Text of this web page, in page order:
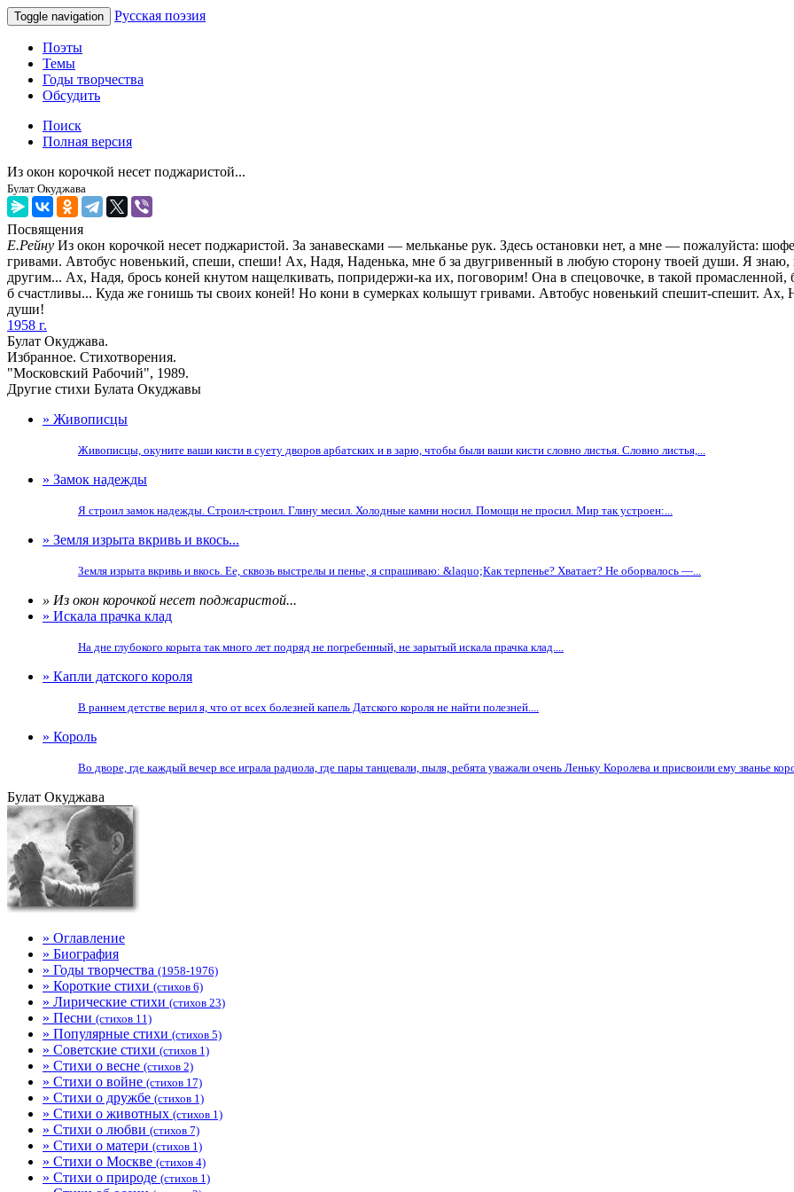
Toggle navigation Русская поэзия
Поэты
Темы
Годы творчества
Обсудить
Поиск
Полная версия
Из окон корочкой несет поджаристой...
Булат Окуджава
Посвящения
Е.Рейну Из окон корочкой несет поджаристой. За занавесками — мельканье рук. Здесь остановки нет, а мне — пожалуйста:
гривами. Автобус новенький, спеши, спеши! Ах, Надя, Наденька, мне б за двугривенный в любую сторону твоей души. Я знаю,
другим... Ах, Надя, брось коней кнутом нащелкивать, попридержи-ка их, поговорим! Она в спецовочке, в такой
б счастливы... Куда же гонишь ты своих коней! Но кони в сумерках колышут гривами. Автобус новенький спешит-спешит. Ах,
души!
1958 г.
Булат Окуджава.
Избранное. Стихотворения.
"Московский Рабочий", 1989.
Другие стихи Булата Окуджавы
» Живописцы
Живописцы, окуните ваши кисти в суету дворов арбатских и в зарю, чтобы были ваши кисти словно листья. Словно листья,...
» Замок надежды
Я строил замок надежды. Строил-строил. Глину месил. Холодные камни носил. Помощи не просил. Мир так устроен:...
» Земля изрыта вкривь и вкось...
Земля изрыта вкривь и вкось. Ее, сквозь выстрелы и пенье, я спрашиваю: &laquo;Как терпенье? Хватает? Не оборвалось —...
» Из окон корочкой несет поджаристой...
» Искала прачка клад
На дне глубокого корыта так много лет подряд не погребенный, не зарытый искала прачка клад....
» Капли датского короля
В раннем детстве верил я, что от всех болезней капель Датского короля не найти полезней....
» Король
Во дворе, где каждый вечер все играла радиола, где пары танцевали, пыля, ребята уважали очень Леньку Королева и присвоили ему званье
Булат Окуджава
» Оглавление
» Биография
» Годы творчества (1958-1976)
» Короткие стихи (стихов 6)
» Лирические стихи (стихов 23)
» Песни (стихов 11)
» Популярные стихи (стихов 5)
» Советские стихи (стихов 1)
» Стихи о весне (стихов 2)
» Стихи о войне (стихов 17)
» Стихи о дружбе (стихов 1)
» Стихи о животных (стихов 1)
» Стихи о любви (стихов 7)
» Стихи о матери (стихов 1)
» Стихи о Москве (стихов 4)
» Стихи о природе (стихов 1)